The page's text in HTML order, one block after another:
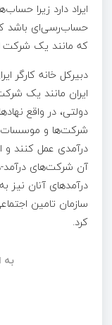
ایراد دارد زیرا
حساب‌رسی‌ای باشد
که مانند یک شرکت
دبیرکل خانه کارگر
ایران مانند یک
دولتی، در واقع
شرکت‌ها و موسسات
درآمدی عمل کنند و
آن شرکت‌های درآمد-
درآمدهای آنان نیز
سازمان تامین
کرد.
به